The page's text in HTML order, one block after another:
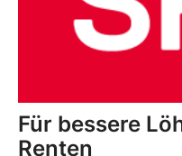
Für bessere
Renten